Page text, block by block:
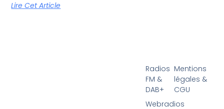
Lire Cet Article
Radios
FM &
DAB+
Webradios
Mentions
légales &
CGU